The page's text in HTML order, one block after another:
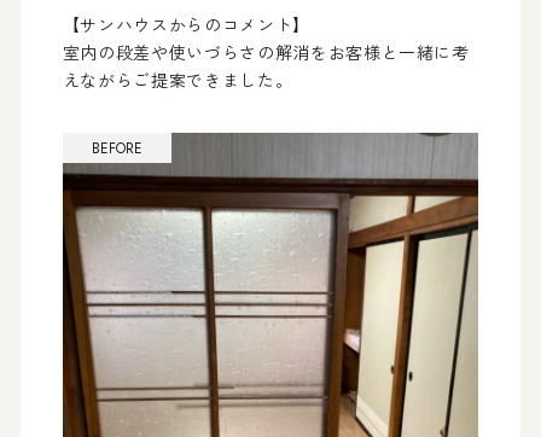
【サンハウスからのコメント】
室内の段差や使いづらさの解消をお客様と一緒に考
えながらご提案できました。
BEFORE